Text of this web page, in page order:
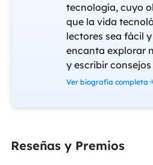
tecnología, cuyo
que la vida
lectores sea fácil
encanta explorar
y escribir
Ver biografía completa
Reseñas y Premios